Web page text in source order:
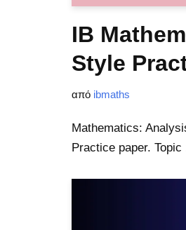
IB
Style
από ibmaths
Mathematics:
Practice paper.